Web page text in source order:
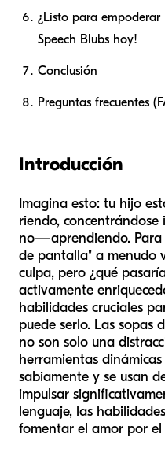
¿Listo para empoderar
Speech Blubs hoy!
Conclusión
Preguntas frecuentes
Introducción
Imagina esto: tu hijo
riendo,
no—aprendiendo.
de pantalla" a menudo
culpa, pero ¿qué
activamente
habilidades cruciales
puede serlo. Las sopas
no son solo una
herramientas
sabiamente y se usan
impulsar
lenguaje, las
fomentar el amor por